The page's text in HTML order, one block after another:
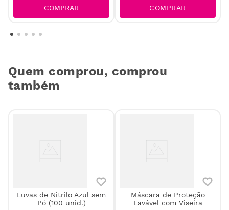
COMPRAR COMPRAR
Quem comprou, comprou
também
Luvas de Nitrilo Azul sem
Pó (100 unid.)
Máscara de Proteção
Lavável com Viseira